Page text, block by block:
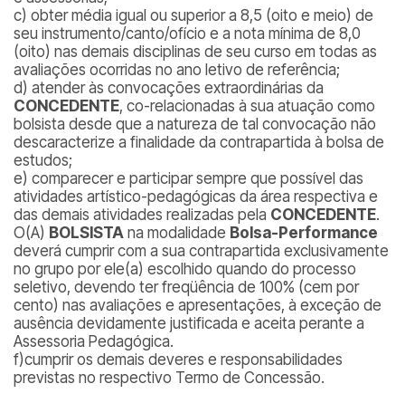
c) obter média igual ou superior a 8,5 (oito e meio) de
seu instrumento/canto/ofício e a nota mínima de 8,0
(oito) nas demais disciplinas de seu curso em todas as
avaliações ocorridas no ano letivo de referência;
d) atender às convocações extraordinárias da
CONCEDENTE, co-relacionadas à sua atuação como
bolsista desde que a natureza de tal convocação não
descaracterize a finalidade da contrapartida à bolsa de
estudos;
e) comparecer e participar sempre que possível das
atividades artístico-pedagógicas da área respectiva e
das demais atividades realizadas pela CONCEDENTE.
O(A) BOLSISTA na modalidade Bolsa-Performance
deverá cumprir com a sua contrapartida exclusivamente
no grupo por ele(a) escolhido quando do processo
seletivo, devendo ter freqüência de 100% (cem por
cento) nas avaliações e apresentações, à exceção de
ausência devidamente justificada e aceita perante a
Assessoria Pedagógica.
f)cumprir os demais deveres e responsabilidades
previstas no respectivo Termo de Concessão.